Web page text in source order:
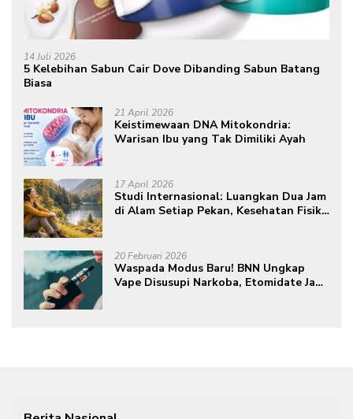
14 Juli 2026
5 Kelebihan Sabun Cair Dove Dibanding Sabun Batang
Biasa
21 April 2026
Keistimewaan DNA Mitokondria:
Warisan Ibu yang Tak Dimiliki Ayah
17 April 2026
Studi Internasional: Luangkan Dua Jam
di Alam Setiap Pekan, Kesehatan Fisik
20 Februari 2026
Waspada Modus Baru! BNN Ungkap
Vape Disusupi Narkoba, Etomidate Jadi